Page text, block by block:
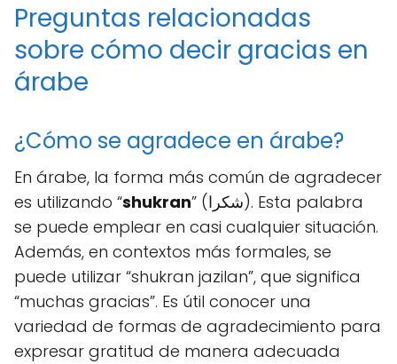
Preguntas relacionadas
sobre cómo decir gracias en
árabe
¿Cómo se agradece en árabe?
En árabe, la forma más común de agradecer
es utilizando “shukran” (شكرا). Esta palabra
se puede emplear en casi cualquier situación.
Además, en contextos más formales, se
puede utilizar “shukran jazilan”, que significa
“muchas gracias”. Es útil conocer una
variedad de formas de agradecimiento para
expresar gratitud de manera adecuada